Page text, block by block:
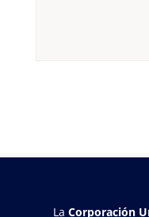
La Corporación